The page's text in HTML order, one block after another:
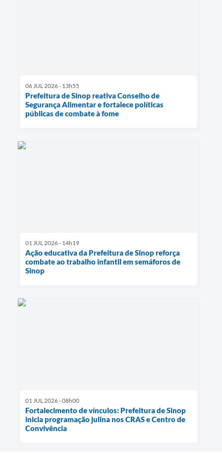
06 JUL 2026 - 13h55
Prefeitura de Sinop reativa Conselho de
Segurança Alimentar e fortalece políticas
públicas de combate à fome
01 JUL 2026 - 14h19
Ação educativa da Prefeitura de Sinop reforça
combate ao trabalho infantil em semáforos de
Sinop
01 JUL 2026 - 08h00
Fortalecimento de vínculos: Prefeitura de Sinop
inicia programação julina nos CRAS e Centro de
Convivência